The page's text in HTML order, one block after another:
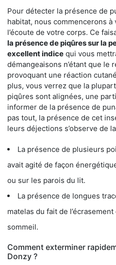
Pour détecter la présence de
habitat, nous commencerons à
l’écoute de votre corps. Ce
la présence de piqûres sur la
excellent indice qui vous
démangeaisons n’étant que le
provoquant une réaction
plus, vous verrez que la
piqûres sont alignées, une
informer de la présence de
pas tout, la présence de cet
leurs déjections s’observe de
La présence de plusieurs
avait agité de façon
ou sur les parois du lit.
La présence de longues
matelas du fait de
sommeil.
Comment exterminer
Donzy ?